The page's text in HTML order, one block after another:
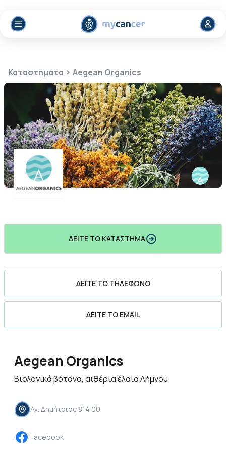
Καταστήματα > Aegean Organics
Aegean Organics
Βιολογικά βότανα, αιθέρια έλαια Λήμνου
Αγ. Δημήτριος 814 00
Facebook
ΔΕΊΤΕ ΤΟ ΚΑΤΆΣΤΗΜΑ
ΔΕΊΤΕ ΤΟ ΤΗΛΈΦΩΝΟ
ΔΕΊΤΕ ΤΟ EMAIL